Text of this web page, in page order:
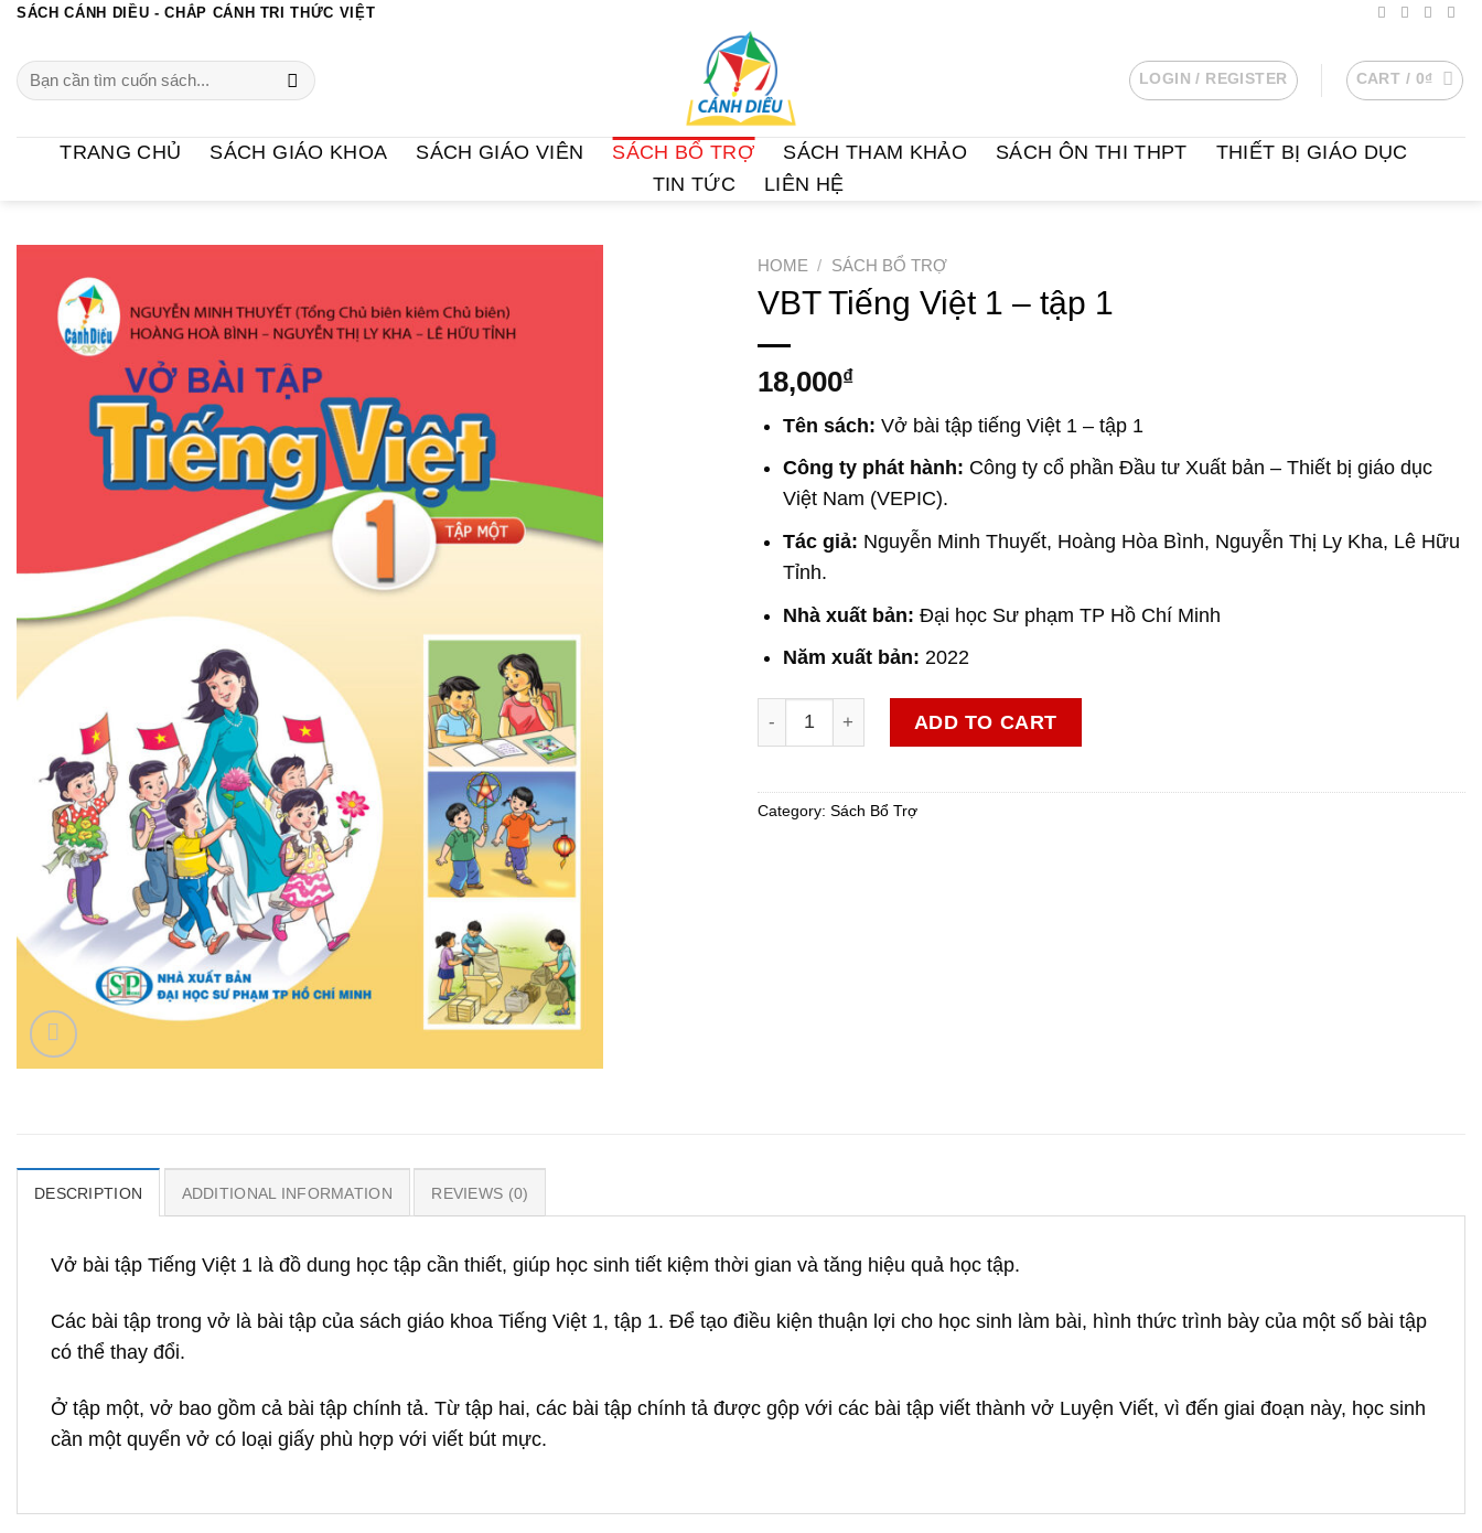
Chuyển
nội
dung
SÁCH CÁNH DIỀU - CHẮP CÁNH TRI THỨC VIỆT
Search
for:
LOGIN / REGISTER CART / 0₫
TRANG CHỦ SÁCH GIÁO KHOA SÁCH GIÁO VIÊN SÁCH BỔ TRỢ SÁCH THAM KHẢO SÁCH ÔN THI THPT
THIẾT BỊ GIÁO DỤC
TIN TỨC
LIÊN HỆ
HOME / SÁCH BỔ TRỢ
VBT Tiếng Việt 1 – tập 1
18,000₫
Tên sách: Vở bài tập tiếng Việt 1 – tập 1
Công ty phát hành: Công ty cổ phần Đầu tư Xuất bản – Thiết bị giáo dục
Việt Nam (VEPIC).
Tác giả: Nguyễn Minh Thuyết, Hoàng Hòa Bình, Nguyễn Thị Ly Kha, Lê Hữu
Tỉnh.
Nhà xuất bản: Đại học Sư phạm TP Hồ Chí Minh
Năm xuất bản: 2022
VBT Tiếng Việt 1 - tập 1 quantity
ADD TO CART
Category: Sách Bổ Trợ
DESCRIPTION ADDITIONAL INFORMATION REVIEWS (0)
Vở bài tập Tiếng Việt 1 là đồ dung học tập cần thiết, giúp học sinh tiết kiệm thời gian và tăng hiệu quả học tập.
Các bài tập trong vở là bài tập của sách giáo khoa Tiếng Việt 1, tập 1. Để tạo điều kiện thuận lợi cho học sinh làm bài, hình thức trình bày của một số bài tập
có thể thay đổi.
Ở tập một, vở bao gồm cả bài tập chính tả. Từ tập hai, các bài tập chính tả được gộp với các bài tập viết thành vở Luyện Viết, vì đến giai đoạn này, học sinh
cần một quyển vở có loại giấy phù hợp với viết bút mực.